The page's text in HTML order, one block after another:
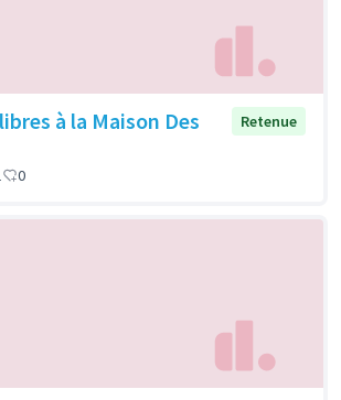
à la Maison Des
Retenue
0